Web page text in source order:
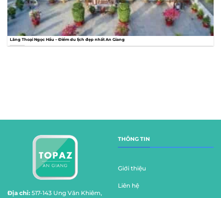
Lăng Thoại Ngọc Hầu – Điểm du lịch đẹp nhất An Giang
Địa chỉ: 517-143 Ung Văn Khiêm,
THÔNG TIN
Giới thiệu
Liên hệ